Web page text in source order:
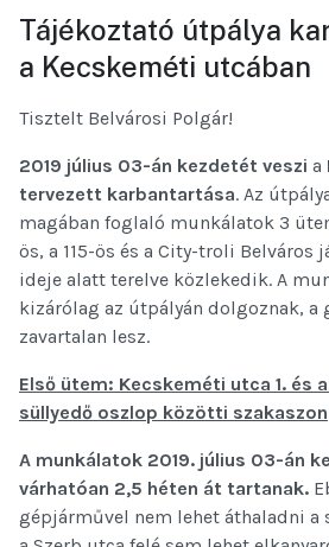
Tájékoztató útpálya
a Kecskeméti utcában
Tisztelt Belvárosi Polgár!
2019 július 03-án kezdetét veszi a
tervezett karbantartása. Az
magában foglaló munkálatok 3
ös, a 115-ös és a City-troli Belváros
ideje alatt terelve közlekedik. A
kizárólag az útpályán dolgoznak, a
zavartalan lesz.
Első ütem: Kecskeméti utca 1. és
süllyedő oszlop közötti szakaszon
A munkálatok 2019. július 03-án
várhatóan 2,5 héten át tartanak.
gépjárművel nem lehet áthaladni a